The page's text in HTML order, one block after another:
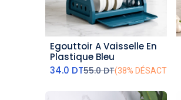
ajouter au panier
Egouttoir A Vaisselle En
Plastique Bleu
34.0 DT55.0DT(38% DÉSACTIVÉ)